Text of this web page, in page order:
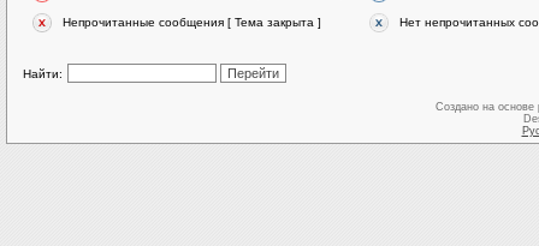
Непрочитанные сообщения [ Тема закрыта ] Нет непрочитанных
Найти:
Создано на основе